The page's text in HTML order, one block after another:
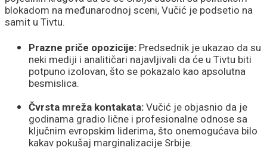
blokadom na međunarodnoj sceni, Vučić je podsetio na
samit u Tivtu.
Prazne priče opozicije: Predsednik je ukazao da su
neki mediji i analitičari najavljivali da će u Tivtu biti
potpuno izolovan, što se pokazalo kao apsolutna
besmislica.
Čvrsta mreža kontakata: Vučić je objasnio da je
godinama gradio lične i profesionalne odnose sa
ključnim evropskim liderima, što onemogućava bilo
kakav pokušaj marginalizacije Srbije.